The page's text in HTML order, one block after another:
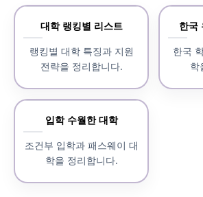
대학 랭킹별 리스트
랭킹별 대학 특징과 지원
전략을 정리합니다.
한국
한국
학
입학 수월한 대학
조건부 입학과 패스웨이 대
학을 정리합니다.